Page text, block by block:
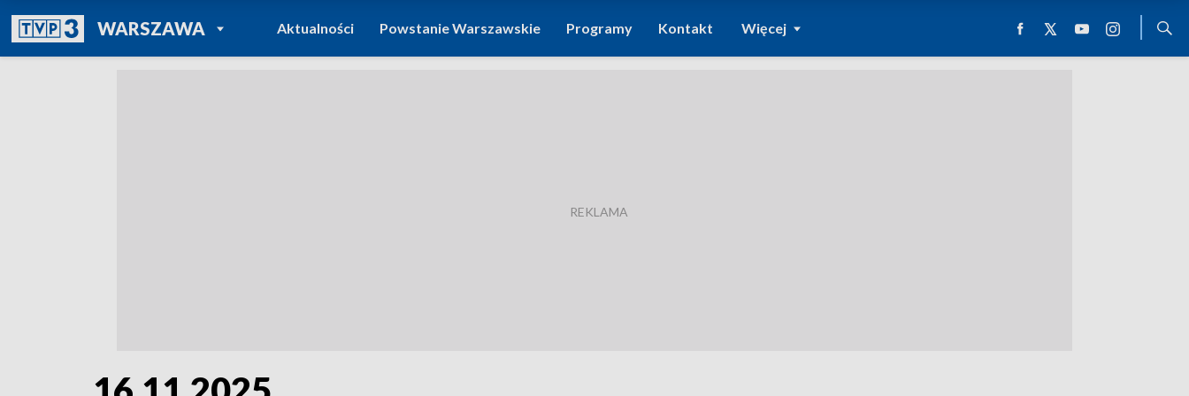
WARSZAWAPOWRÓT DO
TVP REGIONY
Aktualności Powstanie Warszawskie Programy Kontakt Więcej